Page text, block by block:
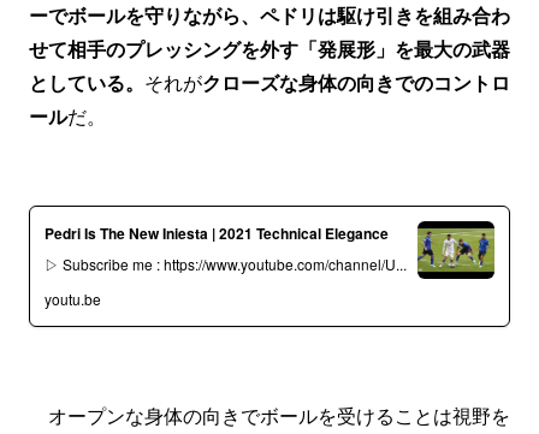
ーでボールを守りながら、ペドリは駆け引きを組み合わ
せて相手のプレッシングを外す「発展形」を最大の武器
としている。 それがクローズな身体の向きでのコントロ
ールだ。
Pedri Is The New Iniesta | 2021 Technical Elegance
▷ Subscribe me : https://www.youtube.com/channel/U...
youtu.be
オープンな身体の向きでボールを受けることは視野を